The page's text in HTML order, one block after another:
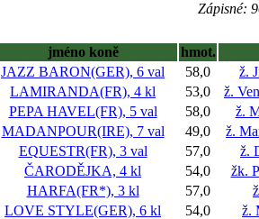
Zápisné:
jméno koně
hmot.
JAZZ BARON(GER), 6 val 58,0
ž.
LAMIRANDA(FR), 4 kl 53,0
ž.
PEPA HAVEL(FR), 5 val 58,0
ž.
MADANPOUR(IRE), 7 val 49,0
ž.
EQUESTR(FR), 3 val 57,0
ž.
ČARODĚJKA, 4 kl 54,0
žk.
HARFA(FR*), 3 kl 57,0
LOVE STYLE(GER), 6 kl 54,0
ž.